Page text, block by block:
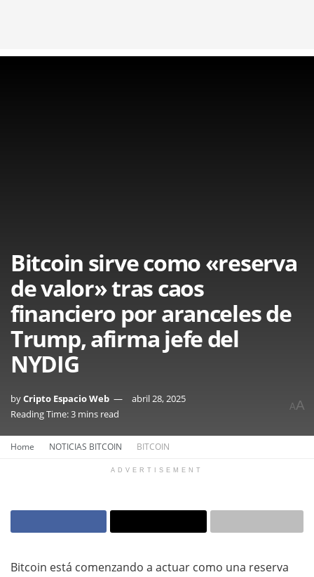
Bitcoin sirve como «reserva
de valor» tras caos
financiero por aranceles de
Trump, afirma jefe del
NYDIG
byCripto Espacio Web
abril 28, 2025
Reading Time: 3 mins read
AA
Home NOTICIAS BITCOIN BITCOIN
ADVERTISEMENT
Bitcoin está comenzando a actuar como una reserva